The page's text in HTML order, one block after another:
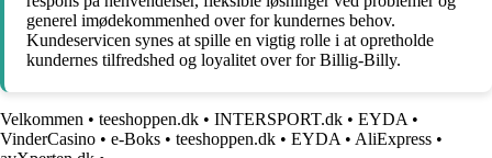
generel imødekommenhed over for kundernes behov.
Kundeservicen synes at spille en vigtig rolle i at opretholde
kundernes tilfredshed og loyalitet over for Billig-Billy.
Velkommen • teeshoppen.dk • INTERSPORT.dk • EYDA •
VinderCasino • e-Boks • teeshoppen.dk • EYDA • AliExpress •